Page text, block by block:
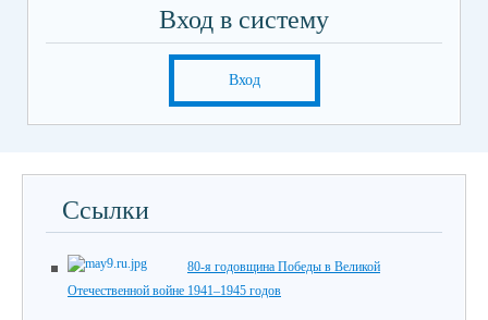
Вход в систему
Вход
Ссылки
80-я годовщина Победы в Великой
Отечественной войне 1941–1945 годов